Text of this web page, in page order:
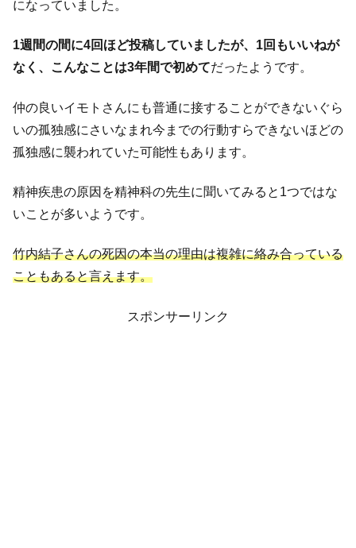
になっていました。
1週間の間に4回ほど投稿していましたが、1回もいいねが
なく、こんなことは3年間で初めてだったようです。
仲の良いイモトさんにも普通に接することができないぐら
いの孤独感にさいなまれ今までの行動すらできないほどの
孤独感に襲われていた可能性もあります。
精神疾患の原因を精神科の先生に聞いてみると1つではな
いことが多いようです。
竹内結子さんの死因の本当の理由は複雑に絡み合っている
こともあると言えます。
スポンサーリンク